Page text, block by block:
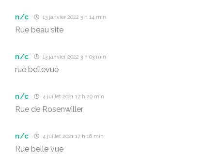
n/c 13 janvier 2022 3 h 14 min
Rue beau site
n/c 13 janvier 2022 3 h 03 min
rue bellevue
n/c 4 juillet 2021 17 h 20 min
Rue de Rosenwiller
n/c 4 juillet 2021 17 h 16 min
Rue belle vue